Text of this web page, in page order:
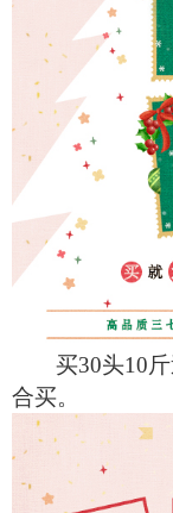
买30头10
合买。